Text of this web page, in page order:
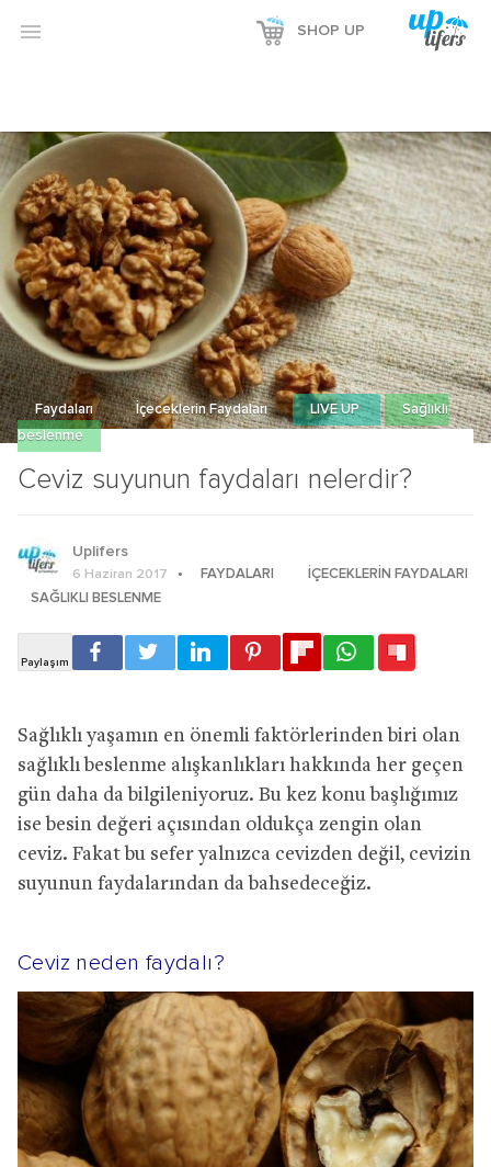
 SHOP UP
Ceviz suyunun faydaları nelerdir?
Faydaları İçeceklerin Faydaları LIVE UP
Sağlıklı
beslenme
Uplifers
6 Haziran 2017 FAYDALARI
İÇECEKLERIN FAYDALARI
SAĞLIKLI BESLENME
Sağlıklı yaşamın en önemli faktörlerinden biri olan
sağlıklı beslenme alışkanlıkları hakkında her geçen
gün daha da bilgileniyoruz. Bu kez konu başlığımız
ise besin değeri açısından oldukça zengin olan
ceviz. Fakat bu sefer yalnızca cevizden değil, cevizin
suyunun faydalarından da bahsedeceğiz.
Ceviz neden faydalı?